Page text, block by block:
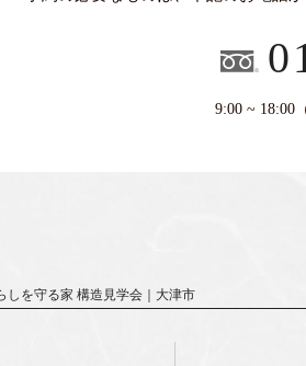
9:00 ~ 18:00
しを守る家 構造見学会｜大津市